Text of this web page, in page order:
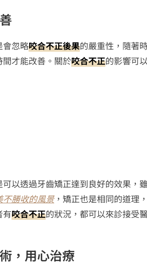
會忽略咬合不正後果的嚴重性，隨著
才能改善。關於咬合不正的影響可
可以透過牙齒矯正達到良好的效果，
勝收的風景，矯正也是相同的道理
有咬合不正的狀況，都可以來診接受
，用心治療